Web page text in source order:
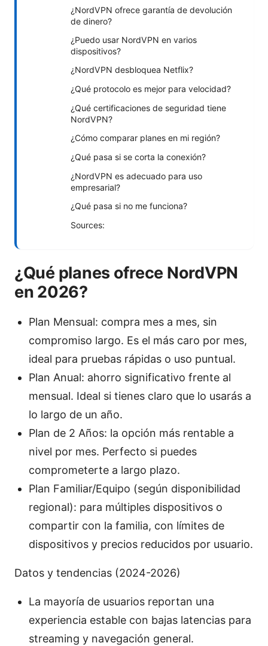
¿NordVPN ofrece garantía de devolución
de dinero?
¿Puedo usar NordVPN en varios
dispositivos?
¿NordVPN desbloquea Netflix?
¿Qué protocolo es mejor para velocidad?
¿Qué certificaciones de seguridad tiene
NordVPN?
¿Cómo comparar planes en mi región?
¿Qué pasa si se corta la conexión?
¿NordVPN es adecuado para uso
empresarial?
¿Qué pasa si no me funciona?
Sources:
¿Qué planes ofrece NordVPN
en 2026?
Plan Mensual: compra mes a mes, sin
compromiso largo. Es el más caro por mes,
ideal para pruebas rápidas o uso puntual.
Plan Anual: ahorro significativo frente al
mensual. Ideal si tienes claro que lo usarás a
lo largo de un año.
Plan de 2 Años: la opción más rentable a
nivel por mes. Perfecto si puedes
comprometerte a largo plazo.
Plan Familiar/Equipo (según disponibilidad
regional): para múltiples dispositivos o
compartir con la familia, con límites de
dispositivos y precios reducidos por usuario.
Datos y tendencias (2024-2026)
La mayoría de usuarios reportan una
experiencia estable con bajas latencias para
streaming y navegación general.